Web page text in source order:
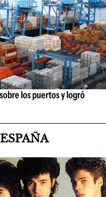
los puertos y logró